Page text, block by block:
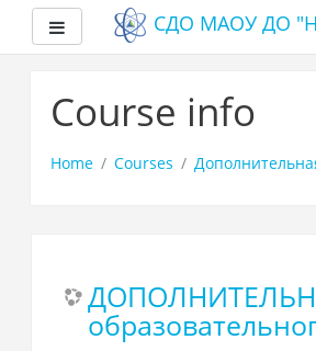
Side panel СДО МАОУ ДО
Course info
Home Courses